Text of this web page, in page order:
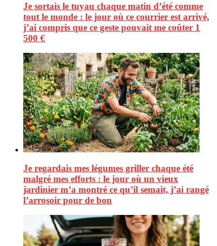
Je sortais le tuyau chaque matin d’été comme
tout le monde : le jour où ce courrier est arrivé,
j’ai compris que ce geste pouvait me coûter 1
500 €
Je regardais mes légumes griller chaque été
malgré mes efforts : le jour où un vieux
jardinier m’a montré ce qu’il semait, j’ai rangé
l’arrosoir pour de bon